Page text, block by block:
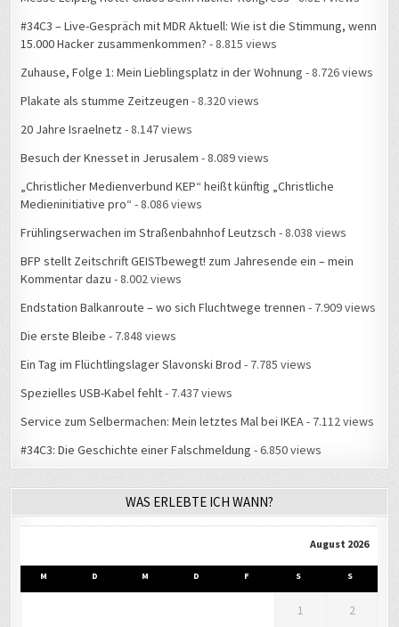
#34C3 – Live-Gespräch mit MDR Aktuell: Wie ist die Stimmung, wenn
15.000 Hacker zusammenkommen? - 8.815 views
Zuhause, Folge 1: Mein Lieblingsplatz in der Wohnung - 8.726 views
Plakate als stumme Zeitzeugen - 8.320 views
20 Jahre Israelnetz - 8.147 views
Besuch der Knesset in Jerusalem - 8.089 views
„Christlicher Medienverbund KEP“ heißt künftig „Christliche
Medieninitiative pro“ - 8.086 views
Frühlingserwachen im Straßenbahnhof Leutzsch - 8.038 views
BFP stellt Zeitschrift GEISTbewegt! zum Jahresende ein – mein
Kommentar dazu - 8.002 views
Endstation Balkanroute – wo sich Fluchtwege trennen - 7.909 views
Die erste Bleibe - 7.848 views
Ein Tag im Flüchtlingslager Slavonski Brod - 7.785 views
Spezielles USB-Kabel fehlt- 7.437 views
Service zum Selbermachen: Mein letztes Mal bei IKEA- 7.112 views
#34C3: Die Geschichte einer Falschmeldung - 6.850 views
WAS ERLEBTE ICH WANN?
August 2026
M D M D F S S
1 2